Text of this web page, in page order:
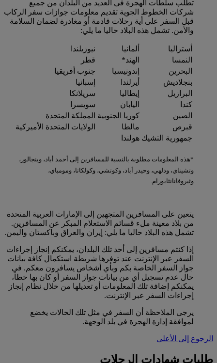
تطلب سلطات الهجرة في العديد من البلدان من جميع
شركات الخطوط الجوية تقديم معلومات جوازات سفر الركاب
قبل السفر على أية رحلات قادمة أو مغادرة لضمان السلامة
والأمن. تشمل هذه البلاد حاليا ما يلي:
أستراليا ألمانيا
نيوزيلندا
النمسا
الهند*
قطر
البحرين
إندونيسيا
جنوب أفريقيا
بنجلاديش
أيرلندا
إسبانيا
البرازيل
إيطاليا
سريلانكا
كندا
اليابان
سويسرا
الصين
كوريا الجنوبية المملكة المتحدة
قبرص
مالطا
الولايات المتحدة الأميركية
جمهورية التشيك هولندا
*هذه المعلومات مطلوبة بالنسبة للمسافرين إلى أحمد أباد، وبنجالور،
وتشيناي، ودلهي، وحيدر أباد، وكوتشي، وكولكاتا، ومومباي،
وثيروفانانثابورام.
يتعين على المسافرين المتجهين إلى الإمارات العربية المتحدة
من بلاد معينة ملء قسائم الاستعلام المبكر عن المسافرين.
تشمل هذه البلاد حاليا ما يلي: إيران والعراق وباكستان واليمن.
إذا كنتم مسافرين إلى أحد تلك البلدان، يمكنكم إنجاز إجراءات
السفر عبر الإنترنت عند توفرها شريطة استكمال كافة بيانات
جواز السفر الخاصة بكم وبأي أشخاص يسافرون معكم. في
حال عدم تسجيل أي من بيانات جواز السفر أو كان بها خطأ،
يمكنكم إضافة تلك المعلومات أو تعديلها من خلال نظام إنجاز
إجراءات السفر عبر الإنترنت.
يرجى الملاحظة أن السفر في مثل تلك الحالات يخضع
لموافقة إدارة الهجرة في بلد الوجهة.
الرجوع إلى الأعلى
طلبات شهادات الرحلات